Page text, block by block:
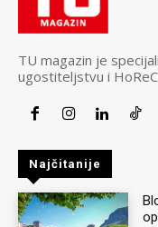
TU magazin je
ugostiteljstvu i
Najčitanije